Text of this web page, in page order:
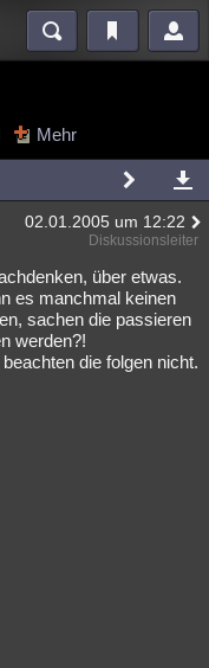
Mystery Kriminalfälle
Ufologie
Mehr
02.01.2005 um 12:22
Diskussionsleiter
über etwas.
es manchmal keinen
sachen die passieren
werden?!
die folgen nicht.